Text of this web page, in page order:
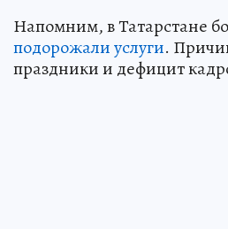
Напомним, в Татарстане
подорожали услуги.
праздники и дефицит